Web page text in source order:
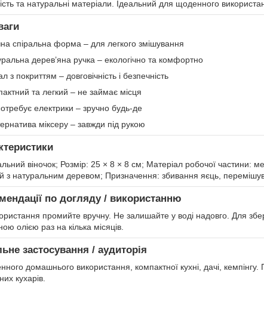
та натуральні матеріали. Ідеальний для щоденного
спіральна форма – для легкого змішування
дерев’яна ручка – екологічно та комфортно
з покриттям – довговічність і безпечність
та легкий – не займає місця
електрики – зручно будь-де
міксеру – завжди під рукою
віночок; Розмір: 25 × 8 × 8 см; Матеріал робочої частини:
з натуральним деревом; Призначення: збивання яєць,
по догляду / використанню
промийте вручну. Не залишайте у воді надовго. Для
олією раз на кілька місяців.
застосування / аудиторія
домашнього використання, компактної кухні, дачі, кемпінгу.
кухарів.